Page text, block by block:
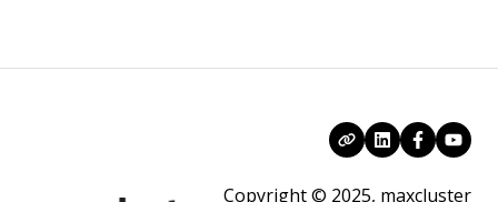
Copyright © 2025, maxcluster